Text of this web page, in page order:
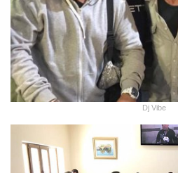
Dj Vibe